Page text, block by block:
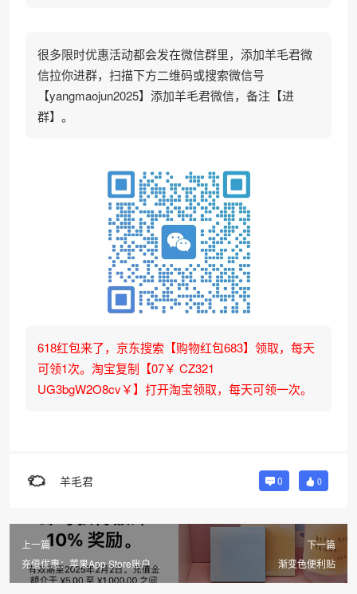
很多限时优惠活动都会发在微信群里，添加羊毛君微
信拉你进群，扫描下方二维码或搜索微信号
【yangmaojun2025】添加羊毛君微信，备注【进
群】。
618红包来了，京东搜索【购物红包683】领取，每天
可领1次。淘宝复制【07￥ CZ321
UG3bgW2O8cv￥】打开淘宝领取，每天可领一次。
羊毛君 0 0
上一篇
充值优惠：苹果App Store账户充
值10%奖励
下一篇
渐变色便利贴